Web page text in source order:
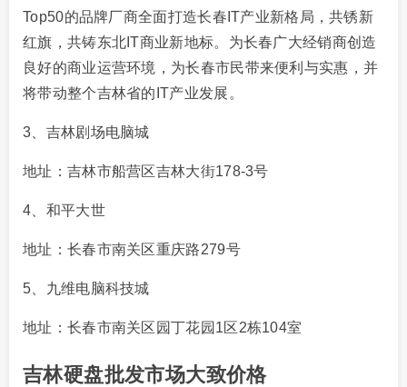
Top50的品牌厂商全面打造长春IT产业新格局，共锈新
红旗，共铸东北IT商业新地标。为长春广大经销商创造
良好的商业运营环境，为长春市民带来便利与实惠，并
将带动整个吉林省的IT产业发展。
3、吉林剧场电脑城
地址：吉林市船营区吉林大街178-3号
4、和平大世
地址：长春市南关区重庆路279号
5、九维电脑科技城
地址：长春市南关区园丁花园1区2栋104室
吉林硬盘批发市场大致价格